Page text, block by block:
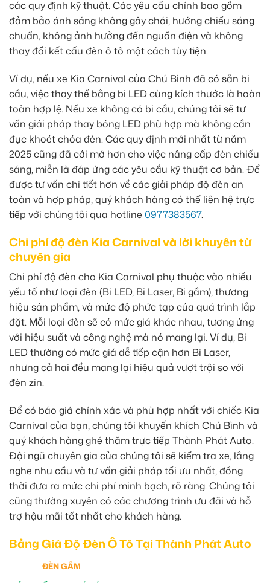
các quy định kỹ thuật. Các yêu cầu chính bao gồm
đảm bảo ánh sáng không gây chói, hướng chiếu sáng
chuẩn, không ảnh hưởng đến nguồn điện và không
thay đổi kết cấu đèn ô tô một cách tùy tiện.
Ví dụ, nếu xe Kia Carnival của Chú Bình đã có sẵn bi
cầu, việc thay thế bằng bi LED cùng kích thước là hoàn
toàn hợp lệ. Nếu xe không có bi cầu, chúng tôi sẽ tư
vấn giải pháp thay bóng LED phù hợp mà không cần
đục khoét chóa đèn. Các quy định mới nhất từ năm
2025 cũng đã cởi mở hơn cho việc nâng cấp đèn chiếu
sáng, miễn là đáp ứng các yêu cầu kỹ thuật cơ bản. Để
được tư vấn chi tiết hơn về các giải pháp độ đèn an
toàn và hợp pháp, quý khách hàng có thể liên hệ trực
tiếp với chúng tôi qua hotline 0977383567.
Chi phí độ đèn Kia Carnival và lời khuyên từ
chuyên gia
Chi phí độ đèn cho Kia Carnival phụ thuộc vào nhiều
yếu tố như loại đèn (Bi LED, Bi Laser, Bi gầm), thương
hiệu sản phẩm, và mức độ phức tạp của quá trình lắp
đặt. Mỗi loại đèn sẽ có mức giá khác nhau, tương ứng
với hiệu suất và công nghệ mà nó mang lại. Ví dụ, Bi
LED thường có mức giá dễ tiếp cận hơn Bi Laser,
nhưng cả hai đều mang lại hiệu quả vượt trội so với
đèn zin.
Để có báo giá chính xác và phù hợp nhất với chiếc Kia
Carnival của bạn, chúng tôi khuyến khích Chú Bình và
quý khách hàng ghé thăm trực tiếp Thành Phát Auto.
Đội ngũ chuyên gia của chúng tôi sẽ kiểm tra xe, lắng
nghe nhu cầu và tư vấn giải pháp tối ưu nhất, đồng
thời đưa ra mức chi phí minh bạch, rõ ràng. Chúng tôi
cũng thường xuyên có các chương trình ưu đãi và hỗ
trợ hậu mãi tốt nhất cho khách hàng.
Bảng Giá Độ Đèn Ô Tô Tại Thành Phát Auto
ĐÈN GẦM